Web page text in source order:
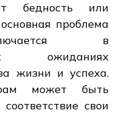
бедность или
проблема
в
ожиданиях
жизни и успеха.
может быть
свои